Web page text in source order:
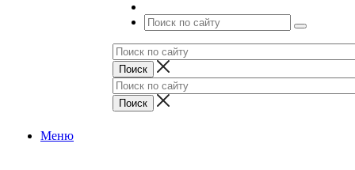
Меню